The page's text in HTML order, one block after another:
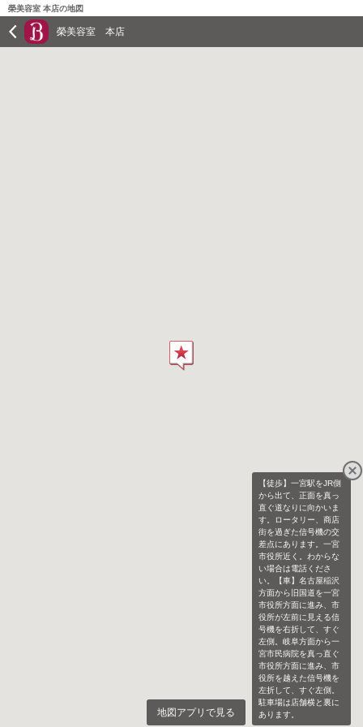
榮美容室 本店の地図
榮美容室 本店
【徒歩】一宮駅をJR側
から出て、正面を真っ
直ぐ道なりに向かいま
す。ロータリー、商店
街を過ぎた信号機の交
差点にあります。一宮
市役所近く。わからな
い場合は電話くださ
い。【車】名古屋稲沢
方面から旧国道を一宮
市役所方面に進み、市
役所が左前に見える信
号機を右折して、すぐ
左側。岐阜方面から一
宮市民病院を真っ直ぐ
市役所方面に進み、市
役所を越えた信号機を
左折して、すぐ左側。
駐車場は店舗横と裏に
あります。
地図アプリで見る